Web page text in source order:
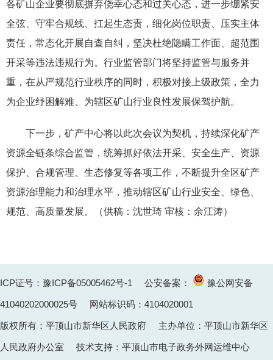
各矿山企业要彻底摒弃侥幸心态和过关心态，进一步绷紧安
全弦、守牢合规线、扛起生态责，细化岗位职责、压实主体
责任，常态化开展自查自纠，坚决杜绝隐瞒工作面、超范围
开采等违法违规行为。行业监管部门将坚持监管与服务并
重，在从严规范行业秩序的同时，积极对接上级政策，全力
为企业纾困解难、为辖区矿山行业良性发展保驾护航。
下一步，矿产中心将以此次会议为契机，持续深化矿产
资源全链条综合监管，统筹抓好依法开采、安全生产、资源
保护、合规管理、生态修复等各项工作，不断提升全区矿产
资源治理能力和治理水平，推动辖区矿山行业安全、绿色、
规范、高质量发展。（供稿：沈世琦 审核：余江涛）
ICP证号：豫ICP备05005462号-1 公安备案： 豫公网安备
41040202000025号 网站标识码：4104020001
版权所有：平顶山市新华区人民政府 主办单位：平顶山市新华区
人民政府办公室 技术支持：平顶山市电子政务外网运维中心